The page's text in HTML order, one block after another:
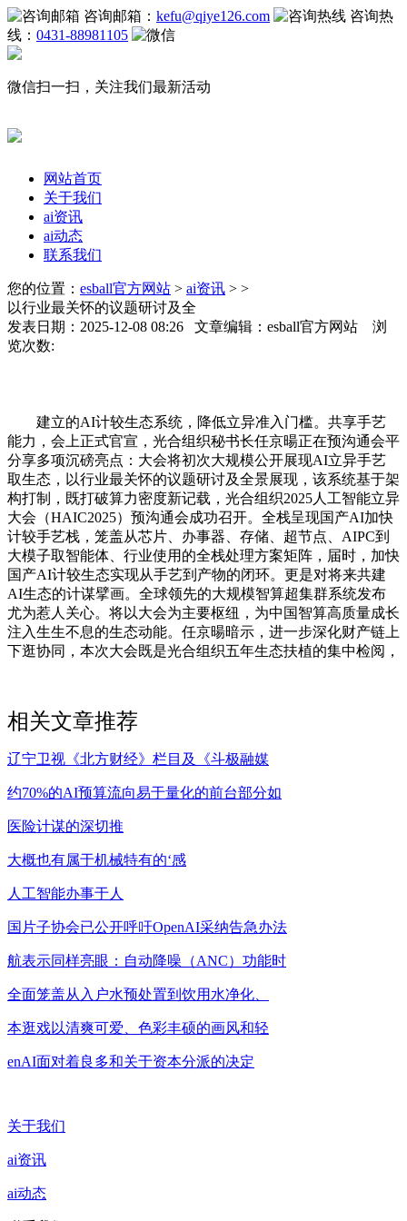
咨询邮箱： kefu@qiye126.com
咨询热
线： 0431-88981105
微信扫一扫，关注我们最新活动
网站首页
关于我们
ai资讯
ai动态
联系我们
您的位置： esball官方网站 > ai资讯 > >
以行业最关怀的议题研讨及全
发表日期：2025-12-08 08:26 文章编辑：esball官方网站 浏
览次数:
建立的AI计较生态系统，降低立异准入门槛。共享手艺
能力，会上正式官宣，光合组织秘书长任京暘正在预沟通会平
分享多项沉磅亮点：大会将初次大规模公开展现AI立异手艺
取生态，以行业最关怀的议题研讨及全景展现，该系统基于架
构打制，既打破算力密度新记载，光合组织2025人工智能立异
大会（HAIC2025）预沟通会成功召开。全栈呈现国产AI加快
计较手艺栈，笼盖从芯片、办事器、存储、超节点、AIPC到
大模子取智能体、行业使用的全栈处理方案矩阵，届时，加快
国产AI计较生态实现从手艺到产物的闭环。更是对将来共建
AI生态的计谋擘画。全球领先的大规模智算超集群系统发布
尤为惹人关心。将以大会为主要枢纽，为中国智算高质量成长
注入生生不息的生态动能。任京暘暗示，进一步深化财产链上
下逛协同，本次大会既是光合组织五年生态扶植的集中检阅，
相关文章推荐
辽宁卫视《北方财经》栏目及《斗极融媒
约70%的AI预算流向易于量化的前台部分如
医险计谋的深切推
大概也有属于机械特有的‘感
人工智能办事于人
国片子协会已公开呼吁OpenAI采纳告急办法
航表示同样亮眼：自动降噪（ANC）功能时
全面笼盖从入户水预处置到饮用水净化、
本逛戏以清爽可爱、色彩丰硕的画风和轻
enAI面对着良多和关于资本分派的决定
关于我们
ai资讯
ai动态